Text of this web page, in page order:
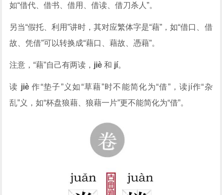
如“借代、借书、借用、借读、借刀杀人”。
另当“假托、利用”讲时，其对应繁体字是“藉”，如“借口、借
故、凭借”可以转换成“藉口、藉故、憑藉”。
注意，“藉”自己有两读， jiè和 jí。
读 jiè作“垫子”义如“草藉”时不能简化为“借”，读jí作“杂
乱”义，如“杯盘狼藉、狼藉一片”更不能简化为“借”。